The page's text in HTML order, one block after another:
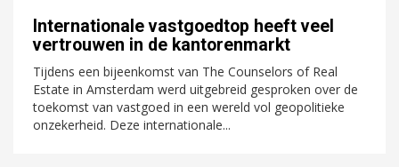
Internationale vastgoedtop heeft veel
vertrouwen in de kantorenmarkt
Tijdens een bijeenkomst van The Counselors of Real
Estate in Amsterdam werd uitgebreid gesproken over de
toekomst van vastgoed in een wereld vol geopolitieke
onzekerheid. Deze internationale...